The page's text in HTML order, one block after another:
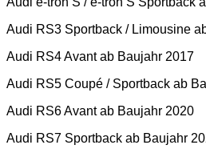
Audi RS3 Sportback / Limousine
Audi RS4 Avant ab Baujahr 2017
Audi RS5 Coupé / Sportback ab
Audi RS6 Avant ab Baujahr 2020
Audi RS7 Sportback ab Baujahr